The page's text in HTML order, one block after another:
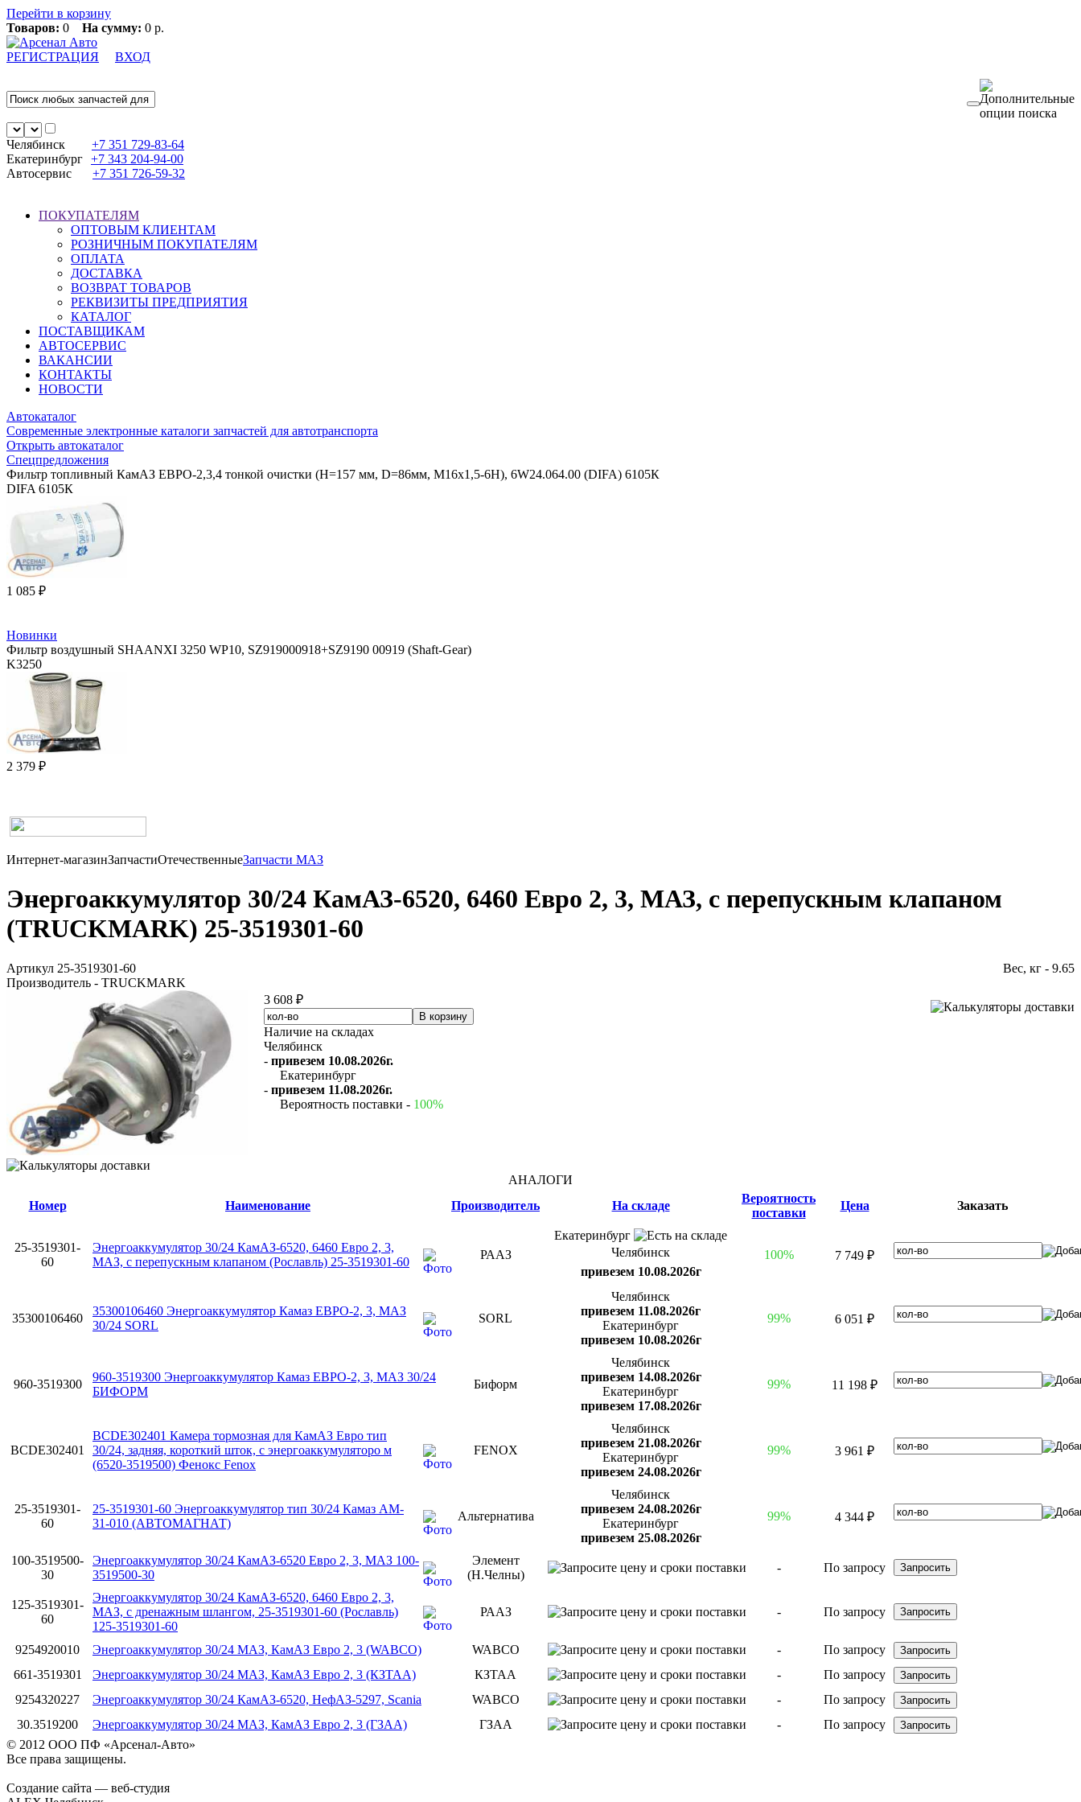
Перейти в корзину
Товаров: 0 На сумму: 0 р.
РЕГИСТРАЦИЯ ВХОД
Челябинск +7 351 729-83-64
Екатеринбург +7 343 204-94-00
Автосервис
+7 351 726-59-32
ПОКУПАТЕЛЯМ
ОПТОВЫМ КЛИЕНТАМ
РОЗНИЧНЫМ ПОКУПАТЕЛЯМ
ОПЛАТА
ДОСТАВКА
ВОЗВРАТ ТОВАРОВ
РЕКВИЗИТЫ ПРЕДПРИЯТИЯ
КАТАЛОГ
ПОСТАВЩИКАМ
АВТОСЕРВИС
ВАКАНСИИ
КОНТАКТЫ
НОВОСТИ
Автокаталог
Современные электронные каталоги запчастей для автотранспорта
Открыть автокаталог
Спецпредложения
Фильтр топливный КамАЗ ЕВРО-2,3,4 тонкой очистки (H=157 мм, D=86мм, M16x1,5-6H), 6W24.064.00 (DIFA) 6105К
DIFA 6105К
1 085 ₽
Новинки
Фильтр воздушный SHAANXI 3250 WP10, SZ919000918+SZ9190 00919 (Shaft-Gear)
K3250
2 379 ₽
Интернет-магазинЗапчастиОтечественныеЗапчасти МАЗ
Энергоаккумулятор 30/24 КамАЗ-6520, 6460 Евро 2, 3, МАЗ, с перепускным клапаном
(TRUCKMARK) 25-3519301-60
Артикул 25-3519301-60
Производитель - TRUCKMARK
Вес, кг - 9.65
3 608 ₽
Наличие на складах
Челябинск
- привезем 10.08.2026г.
Екатеринбург
- привезем 11.08.2026г.
Вероятность поставки - 100%
АНАЛОГИ
Номер
Наименование Производитель На складе
Вероятность
поставки
Цена Заказать
25-3519301-
60
Энергоаккумулятор 30/24 КамАЗ-6520, 6460 Евро 2, 3,
МАЗ, с перепускным клапаном (Рославль) 25-3519301-60
РААЗ
Екатеринбург
Челябинск
привезем 10.08.2026г
100% 7 749 ₽
35300106460
35300106460 Энергоаккумулятор Камаз ЕВРО-2, 3, МАЗ
30/24 SORL
SORL
Челябинск
привезем 11.08.2026г
Екатеринбург
привезем 10.08.2026г
99% 6 051 ₽
960-3519300
960-3519300 Энергоаккумулятор Камаз ЕВРО-2, 3, МАЗ 30/24
БИФОРМ
Биформ
Челябинск
привезем 14.08.2026г
Екатеринбург
привезем 17.08.2026г
99% 11 198 ₽
BCDE302401
BCDE302401 Камера тормозная для КамАЗ Евро тип
30/24, задняя, короткий шток, с энергоаккумуляторо м
(6520-3519500) Фенокс Fenox
FENOX
Челябинск
привезем 21.08.2026г
Екатеринбург
привезем 24.08.2026г
99% 3 961 ₽
25-3519301-
60
25-3519301-60 Энергоаккумулятор тип 30/24 Камаз AM-
31-010 (АВТОМАГНАТ)
Альтернатива
Челябинск
привезем 24.08.2026г
Екатеринбург
привезем 25.08.2026г
99% 4 344 ₽
100-3519500-
30
Энергоаккумулятор 30/24 КамАЗ-6520 Евро 2, 3, МАЗ 100-
3519500-30
Элемент
(Н.Челны)
- По запросу
125-3519301-
60
Энергоаккумулятор 30/24 КамАЗ-6520, 6460 Евро 2, 3,
МАЗ, с дренажным шлангом, 25-3519301-60 (Рославль)
125-3519301-60
РААЗ - По запросу
9254920010 Энергоаккумулятор 30/24 MAЗ, КамАЗ Евро 2, 3 (WABCO) WABCO -
По запросу
661-3519301
Энергоаккумулятор 30/24 MAЗ, КамАЗ Евро 2, 3 (КЗТАА) КЗТАА -
По запросу
9254320227
Энергоаккумулятор 30/24 КамАЗ-6520, НефАЗ-5297, Scania WABCO -
По запросу
30.3519200
Энергоаккумулятор 30/24 MAЗ, КамАЗ Евро 2, 3 (ГЗАА) ГЗАА -
По запросу
© 2012 ООО ПФ «Арсенал-Авто»
Все права защищены.
Создание сайта — веб-студия